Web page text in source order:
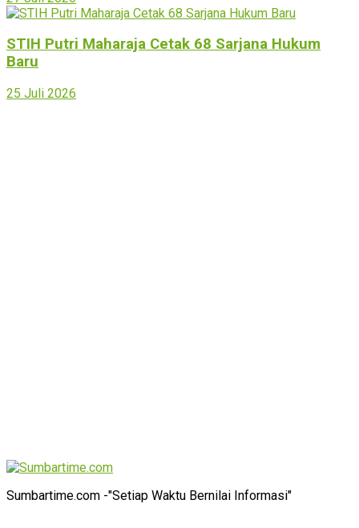
STIH Putri Maharaja Cetak 68 Sarjana Hukum
Baru
25 Juli 2026
Sumbartime.com -"Setiap Waktu Bernilai Informasi"